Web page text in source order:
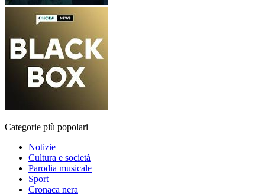
Categorie più popolari
Notizie
Cultura e società
Parodia musicale
Sport
Cronaca nera